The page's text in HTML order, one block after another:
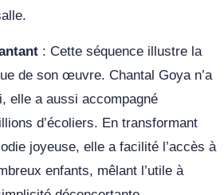
: Cette séquence illustre la
de son œuvre. Chantal Goya n’a
elle a aussi accompagné
d’écoliers. En transformant
joyeuse, elle a facilité l’accès à
enfants, mêlant l’utile à